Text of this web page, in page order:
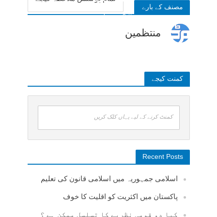
3 weeks ago
مصنف کے بارے
منتظمین
کمنت کیجے
کمنٹ کرنے کے لیے یہاں کلک کریں
Recent Posts
اسلامی جمہوریہ میں اسلامی قانون کی تعلیم
پاکستان میں اکثریت کو اقلیت کا خوف
کیا دو قومی نظریے کا تسلسل ممکن ہے ؟